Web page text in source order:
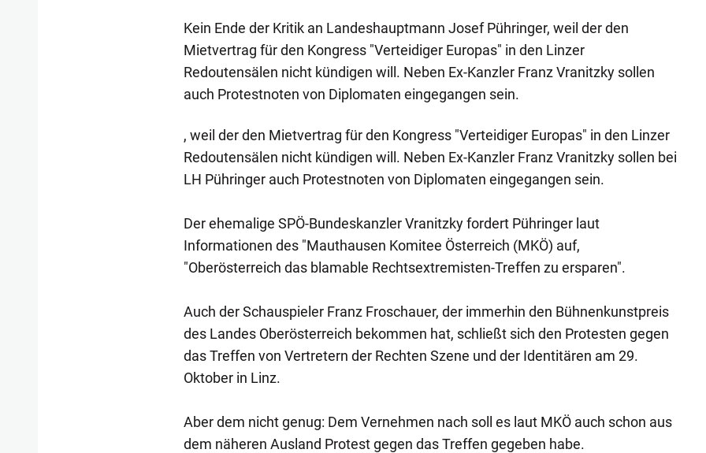
Kein Ende der Kritik an Landeshauptmann Josef Pühringer, weil der den
Mietvertrag für den Kongress "Verteidiger Europas" in den Linzer
Redoutensälen nicht kündigen will. Neben Ex-Kanzler Franz Vranitzky sollen
auch Protestnoten von Diplomaten eingegangen sein.
, weil der den Mietvertrag für den Kongress "Verteidiger Europas" in den Linzer
Redoutensälen nicht kündigen will. Neben Ex-Kanzler Franz Vranitzky sollen bei
LH Pühringer auch Protestnoten von Diplomaten eingegangen sein.
Der ehemalige SPÖ-Bundeskanzler Vranitzky fordert Pühringer laut
Informationen des "Mauthausen Komitee Österreich (MKÖ) auf,
"Oberösterreich das blamable Rechtsextremisten-Treffen zu ersparen".
Auch der Schauspieler Franz Froschauer, der immerhin den Bühnenkunstpreis
des Landes Oberösterreich bekommen hat, schließt sich den Protesten gegen
das Treffen von Vertretern der Rechten Szene und der Identitären am 29.
Oktober in Linz.
Aber dem nicht genug: Dem Vernehmen nach soll es laut MKÖ auch schon aus
dem näheren Ausland Protest gegen das Treffen gegeben habe.